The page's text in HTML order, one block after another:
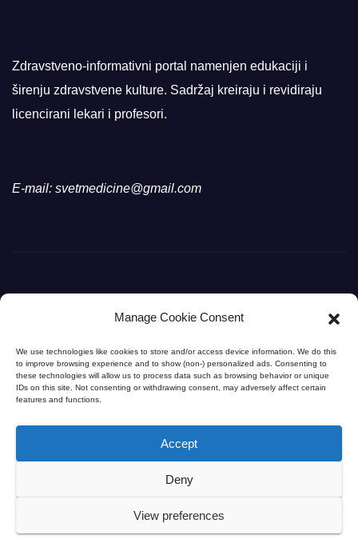
Manage Cookie Consent
We use technologies like cookies to store and/or access device information. We do this
to improve browsing experience and to show (non-) personalized ads. Consenting to
these technologies will allow us to process data such as browsing behavior or unique
IDs on this site. Not consenting or withdrawing consent, may adversely affect certain
features and functions.
Accept
Deny
View preferences
Zdravstveno-informativni portal namenjen edukaciji i
širenju zdravstvene kulture. Sadržaj kreiraju i revidiraju
licencirani lekari i profesori.
E-mail: svetmedicine@gmail.com
Svet Medicine
Svet Medicine na dlanu
. Sva prava zadržana. |
– Specijalista opšte hirurgije (HPB)